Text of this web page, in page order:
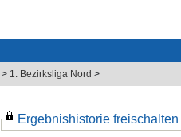
> 1. Bezirksliga Nord >
Ergebnishistorie freischalten